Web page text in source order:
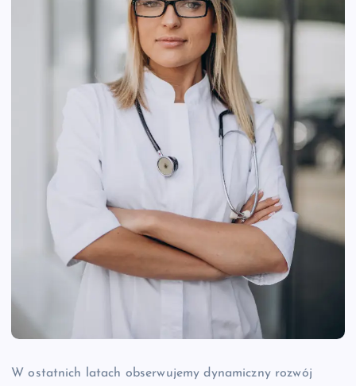
W ostatnich latach obserwujemy dynamiczny rozwój